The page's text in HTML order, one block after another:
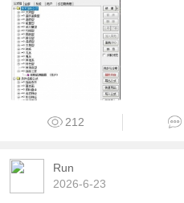
212
Run
2026-6-23